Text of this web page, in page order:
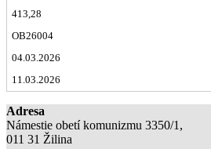
413,28
OB26004
04.03.2026
11.03.2026
Adresa
Námestie obetí komunizmu 3350/1,
011 31 Žilina